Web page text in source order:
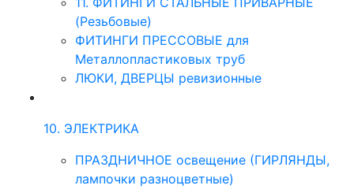
(Резьбовые)
ФИТИНГИ ПРЕССОВЫЕ для
Металлопластиковых труб
ЛЮКИ, ДВЕРЦЫ ревизионные
10. ЭЛЕКТРИКА
ПРАЗДНИЧНОЕ освещение (ГИРЛЯНДЫ,
лампочки разноцветные)